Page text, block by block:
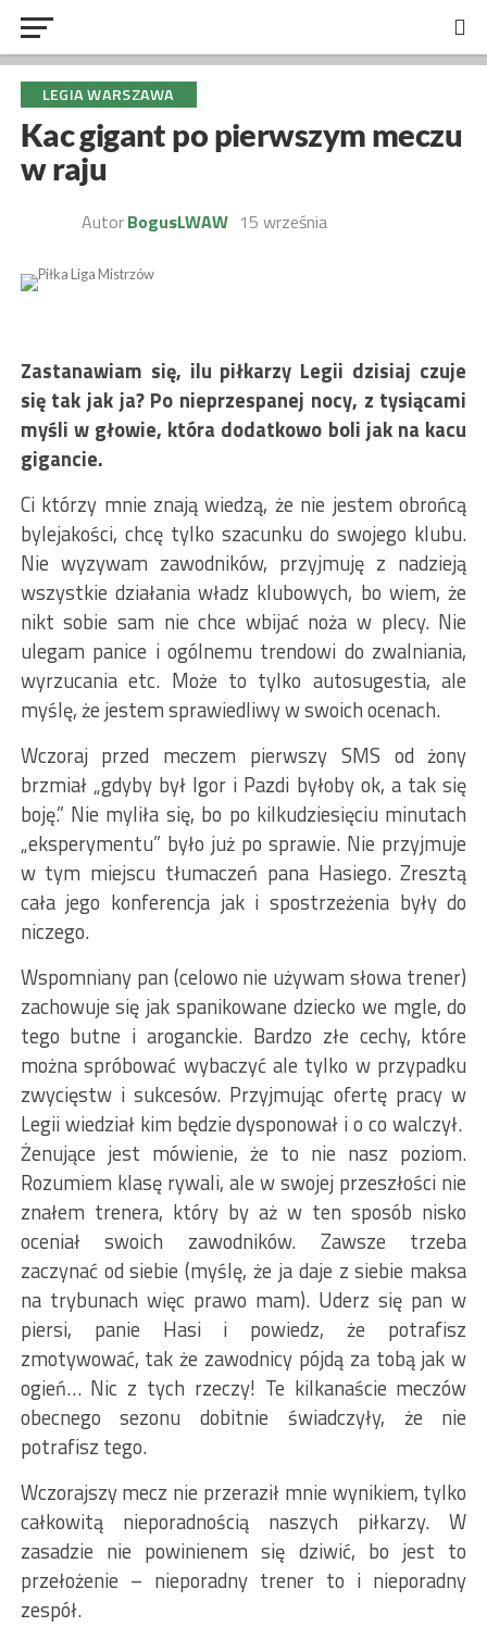
LEGIA WARSZAWA
Kac gigant po pierwszym meczu
w raju
AutorBogusLWAW 15 września
Zastanawiam się, ilu piłkarzy Legii dzisiaj czuje
się tak jak ja? Po nieprzespanej nocy, z tysiącami
myśli w głowie, która dodatkowo boli jak na kacu
gigancie.
Ci którzy mnie znają wiedzą, że nie jestem obrońcą
bylejakości, chcę tylko szacunku do swojego klubu.
Nie wyzywam zawodników, przyjmuję z nadzieją
wszystkie działania władz klubowych, bo wiem, że
nikt sobie sam nie chce wbijać noża w plecy. Nie
ulegam panice i ogólnemu trendowi do zwalniania,
wyrzucania etc. Może to tylko autosugestia, ale
myślę, że jestem sprawiedliwy w swoich ocenach.
Wczoraj przed meczem pierwszy SMS od żony
brzmiał „gdyby był Igor i Pazdi byłoby ok, a tak się
boję.” Nie myliła się, bo po kilkudziesięciu minutach
„eksperymentu” było już po sprawie. Nie przyjmuje
w tym miejscu tłumaczeń pana Hasiego. Zresztą
cała jego konferencja jak i spostrzeżenia były do
niczego.
Wspomniany pan (celowo nie używam słowa trener)
zachowuje się jak spanikowane dziecko we mgle, do
tego butne i aroganckie. Bardzo złe cechy, które
można spróbować wybaczyć ale tylko w przypadku
zwycięstw i sukcesów. Przyjmując ofertę pracy w
Legii wiedział kim będzie dysponował i o co walczył.
Żenujące jest mówienie, że to nie nasz poziom.
Rozumiem klasę rywali, ale w swojej przeszłości nie
znałem trenera, który by aż w ten sposób nisko
oceniał swoich zawodników. Zawsze trzeba
zaczynać od siebie (myślę, że ja daje z siebie maksa
na trybunach więc prawo mam). Uderz się pan w
piersi, panie Hasi i powiedz, że potrafisz
zmotywować, tak że zawodnicy pójdą za tobą jak w
ogień… Nic z tych rzeczy! Te kilkanaście meczów
obecnego sezonu dobitnie świadczyły, że nie
potrafisz tego.
Wczorajszy mecz nie przeraził mnie wynikiem, tylko
całkowitą nieporadnością naszych piłkarzy. W
zasadzie nie powinienem się dziwić, bo jest to
przełożenie – nieporadny trener to i nieporadny
zespół.